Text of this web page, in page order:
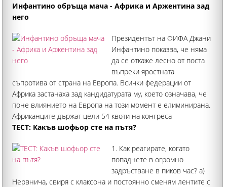
близостта между двамата първо подсказаха техни общи
снимки в инстаграм
Инфантино обръща мача - Африка и Аржентина зад
него
Президентът на ФИФА Джани
Инфантино показва, че няма
да се откаже лесно от поста
въпреки яростната
съпротива от страна на Европа. Всички федерации от
Африка застанаха зад кандидатурата му, което означава, че
поне влиянието на Европа на този момент е елиминирана.
Африканците държат цели 54 квоти на конгреса
ТЕСТ: Какъв шофьор сте на пътя?
1. Как реагирате, когато
попаднете в огромно
задръстване в пиков час? а)
Нервнича, свиря с клаксона и постоянно сменям лентите с